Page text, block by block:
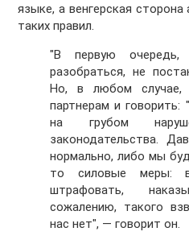
языке, а венгерская
таких правил.
"В первую очередь,
разобраться, не
Но, в любом
партнерам и говорить:
на грубом
законодательства.
нормально, либо мы
то силовые меры:
штрафовать,
сожалению, такого
нас нет", — говорит он.